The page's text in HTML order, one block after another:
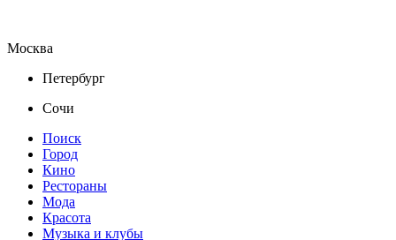
Москва
Петербург
Сочи
Поиск
Город
Кино
Рестораны
Мода
Красота
Музыка и клубы